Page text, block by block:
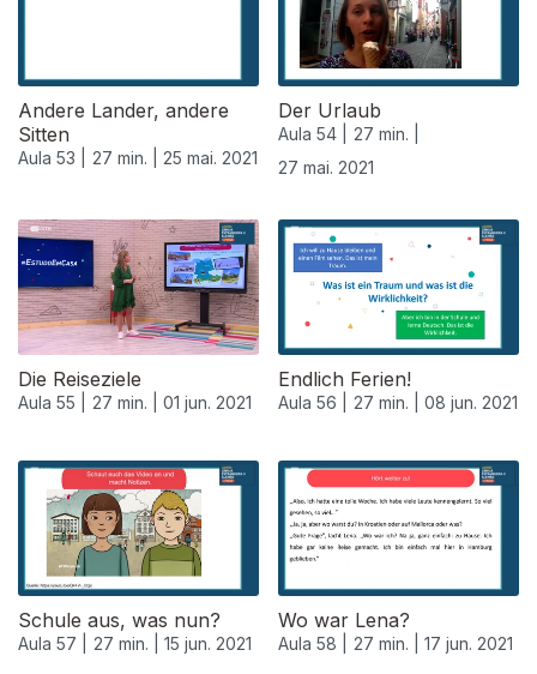
Andere Lander, andere
Sitten
Aula 53 | 27 min. | 25 mai. 2021
Der Urlaub
Aula 54 |
27 min. |
27 mai. 2021
Die Reiseziele
Aula 55 | 27 min. | 01 jun. 2021
Endlich Ferien!
Aula 56 | 27 min. | 08 jun. 2021
Schule aus, was nun?
Aula 57 | 27 min. | 15 jun. 2021
Wo war Lena?
Aula 58 | 27 min. | 17 jun. 2021